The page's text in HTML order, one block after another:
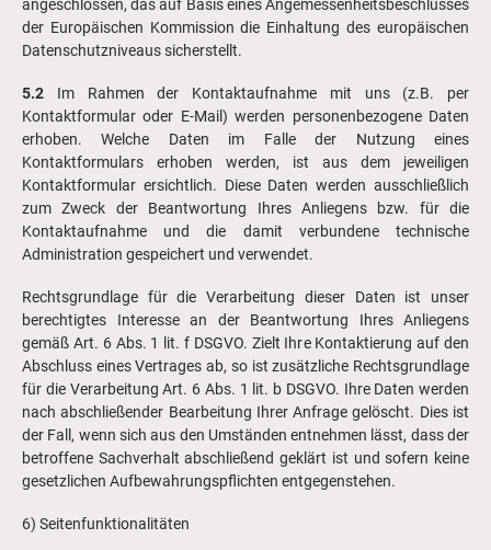
angeschlossen, das auf Basis eines Angemessenheitsbeschlusses
der Europäischen Kommission die Einhaltung des europäischen
Datenschutzniveaus sicherstellt.
5.2 Im Rahmen der Kontaktaufnahme mit uns (z.B. per
Kontaktformular oder E-Mail) werden personenbezogene Daten
erhoben. Welche Daten im Falle der Nutzung eines
Kontaktformulars erhoben werden, ist aus dem jeweiligen
Kontaktformular ersichtlich. Diese Daten werden ausschließlich
zum Zweck der Beantwortung Ihres Anliegens bzw. für die
Kontaktaufnahme und die damit verbundene technische
Administration gespeichert und verwendet.
Rechtsgrundlage für die Verarbeitung dieser Daten ist unser
berechtigtes Interesse an der Beantwortung Ihres Anliegens
gemäß Art. 6 Abs. 1 lit. f DSGVO. Zielt Ihre Kontaktierung auf den
Abschluss eines Vertrages ab, so ist zusätzliche Rechtsgrundlage
für die Verarbeitung Art. 6 Abs. 1 lit. b DSGVO. Ihre Daten werden
nach abschließender Bearbeitung Ihrer Anfrage gelöscht. Dies ist
der Fall, wenn sich aus den Umständen entnehmen lässt, dass der
betroffene Sachverhalt abschließend geklärt ist und sofern keine
gesetzlichen Aufbewahrungspflichten entgegenstehen.
6) Seitenfunktionalitäten